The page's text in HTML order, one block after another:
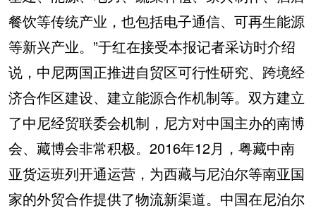
餐饮等传统产业，也包括电子通信、可再生能源
等新兴产业。”于红在接受本报记者采访时介绍
说，中尼两国正推进自贸区可行性研究、跨境经
济合作区建设、建立能源合作机制等。双方建立
了中尼经贸联委会机制，尼方对中国主办的南博
会、藏博会非常积极。2016年12月，粤藏中南
亚货运班列开通运营，为西藏与尼泊尔等南亚国
家的外贸合作提供了物流新渠道。中国在尼泊尔